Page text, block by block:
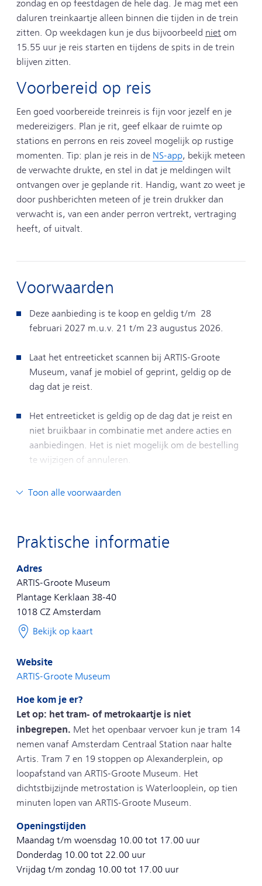
zondag en op feestdagen de hele dag. Je mag met een
daluren treinkaartje alleen binnen die tijden in de trein
zitten. Op weekdagen kun je dus bijvoorbeeld niet om
15.55 uur je reis starten en tijdens de spits in de trein
blijven zitten.
Voorbereid op reis
Een goed voorbereide treinreis is fijn voor jezelf en je
medereizigers. Plan je rit, geef elkaar de ruimte op
stations en perrons en reis zoveel mogelijk op rustige
momenten. Tip: plan je reis in de NS-app, bekijk meteen
de verwachte drukte, en stel in dat je meldingen wilt
ontvangen over je geplande rit. Handig, want zo weet je
door pushberichten meteen of je trein drukker dan
verwacht is, van een ander perron vertrekt, vertraging
heeft, of uitvalt.
Voorwaarden
Deze aanbieding is te koop en geldig t/m 28
februari 2027 m.u.v. 21 t/m 23 augustus 2026.
Laat het entreeticket scannen bij ARTIS-Groote
Museum, vanaf je mobiel of geprint, geldig op de
dag dat je reist.
Het entreeticket is geldig op de dag dat je reist en
niet bruikbaar in combinatie met andere acties en
aanbiedingen. Het is niet mogelijk om de bestelling
te wijzigen of annuleren.
Het entreeticket is geldig voor 1 persoon. Het
Het entreeticket is geldig voor het ARTIS-Groote
Micropia.
Treinkaarten en entreetickets zijn niet inwisselbaar
maandag t/m vrijdag voor 6.30 uur, tussen 9.00 en
16.00 uur en na 18.30 uur. Op zaterdag, zondag en
op feestdagen de hele dag.
Het treinkaartje is geldig in alle treinen in Nederland,
behalve in de Nightjet en Eurostar. Voor de treinen
Intercity direct, Eurocity Direct en ICE moet vooraf
apart een toeslag worden betaald.
Toon alle voorwaarden
Praktische informatie
Adres
ARTIS-Groote Museum
Plantage Kerklaan 38-40
1018 CZ Amsterdam
Bekijk op kaart
Website
ARTIS-Groote Museum
Hoe kom je er?
Let op: het tram- of metrokaartje is niet
inbegrepen. Met het openbaar vervoer kun je tram 14
nemen vanaf Amsterdam Centraal Station naar halte
Artis. Tram 7 en 19 stoppen op Alexanderplein, op
loopafstand van ARTIS-Groote Museum. Het
dichtstbijzijnde metrostation is Waterlooplein, op tien
minuten lopen van ARTIS-Groote Museum.
Openingstijden
Maandag t/m woensdag 10.00 tot 17.00 uur
Donderdag 10.00 tot 22.00 uur
Vrijdag t/m zondag 10.00 tot 17.00 uur